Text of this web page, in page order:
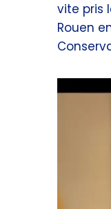
vite pris
Rouen